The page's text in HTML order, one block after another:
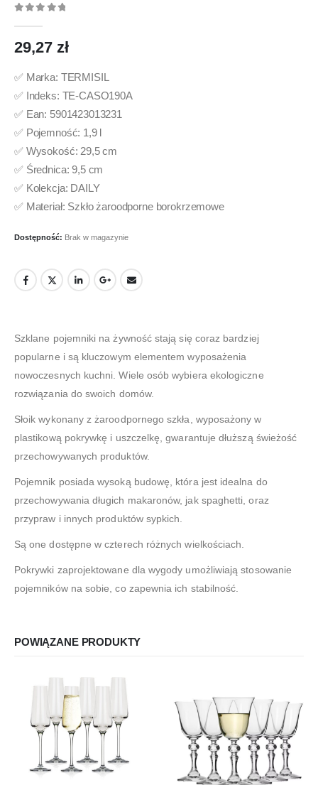
29,27 zł
✅ Marka: TERMISIL
✅ Indeks: TE-CASO190A
✅ Ean: 5901423013231
✅ Pojemność: 1,9 l
✅ Wysokość: 29,5 cm
✅ Średnica: 9,5 cm
✅ Kolekcja: DAILY
✅ Materiał: Szkło żaroodporne borokrzemowe
Dostępność: Brak w magazynie
Szklane pojemniki na żywność stają się coraz bardziej
popularne i są kluczowym elementem wyposażenia
nowoczesnych kuchni. Wiele osób wybiera ekologiczne
rozwiązania do swoich domów.
Słoik wykonany z żaroodpornego szkła, wyposażony w
plastikową pokrywkę i uszczelkę, gwarantuje dłuższą świeżość
przechowywanych produktów.
Pojemnik posiada wysoką budowę, która jest idealna do
przechowywania długich makaronów, jak spaghetti, oraz
przypraw i innych produktów sypkich.
Są one dostępne w czterech różnych wielkościach.
Pokrywki zaprojektowane dla wygody umożliwiają stosowanie
pojemników na sobie, co zapewnia ich stabilność.
POWIĄZANE PRODUKTY